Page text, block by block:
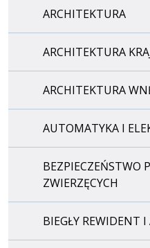
ARCHITEKTURA
ARCHITEKTURA
ARCHITEKTURA
AUTOMATYKA I
BEZPIECZEŃSTWO
ZWIERZĘCYCH
BIEGŁY REWIDENT